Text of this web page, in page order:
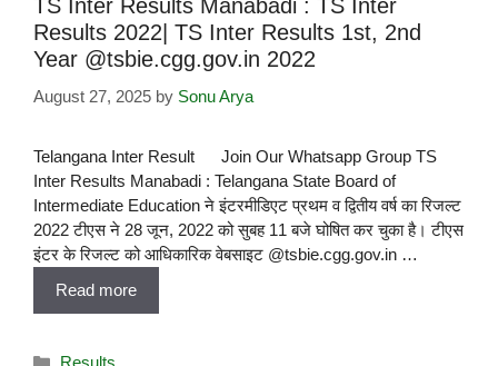
TS Inter Results Manabadi : TS Inter
Results 2022| TS Inter Results 1st, 2nd
Year @tsbie.cgg.gov.in 2022
August 27, 2025 by Sonu Arya
Telangana Inter Result Join Our Whatsapp Group TS
Inter Results Manabadi : Telangana State Board of
Intermediate Education ने इंटरमीडिएट प्रथम व द्वितीय वर्ष का रिजल्ट
2022 टीएस ने 28 जून, 2022 को सुबह 11 बजे घोषित कर चुका है। टीएस
इंटर के रिजल्ट को आधिकारिक वेबसाइट @tsbie.cgg.gov.in …
Read more
Results